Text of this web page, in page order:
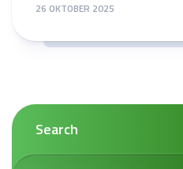
26 OKTOBER 2025
Search